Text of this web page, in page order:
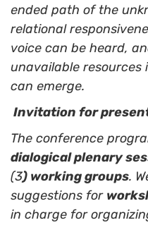
ended path of the
relational
voice can be heard,
unavailable resources
can emerge.
Invitation for
The conference
dialogical plenary
(3) working groups.
suggestions for
in charge for